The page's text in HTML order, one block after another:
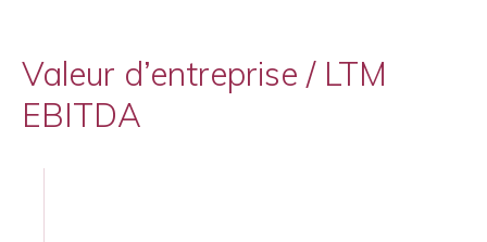
Valeur d’entreprise / LTM
EBITDA